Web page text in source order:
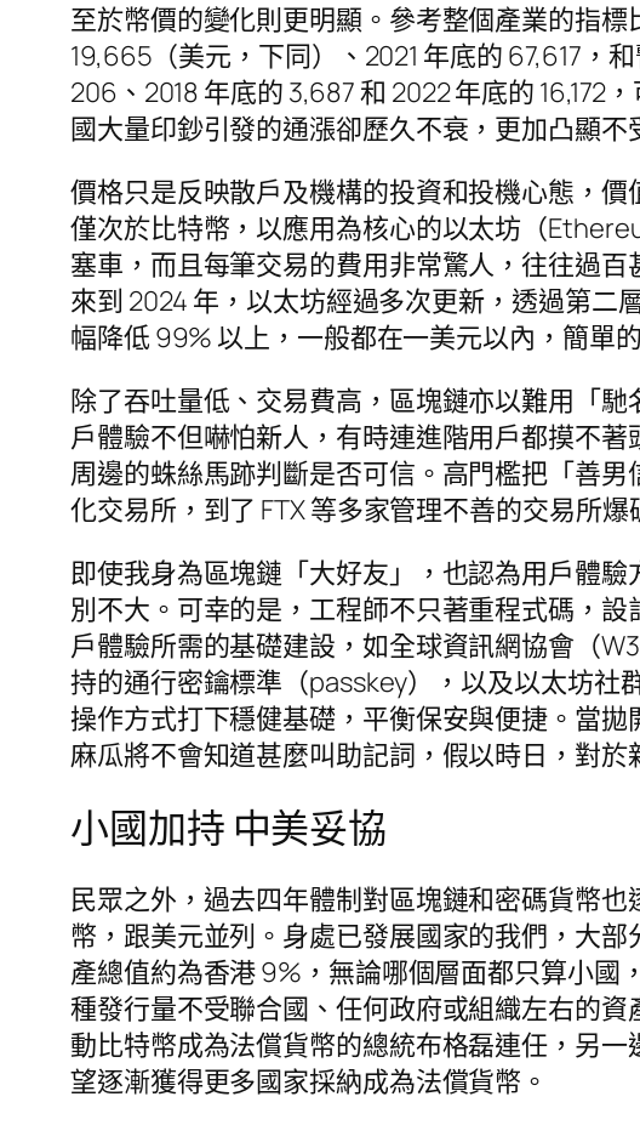
至於幣價的變化則更明顯。參考整個產業的指
19,665（美元，下同）、2021 年底的 67,617，
206、2018 年底的 3,687 和 2022 年底的
國大量印鈔引發的通漲卻歷久不衰，更加凸顯
價格只是反映散戶及機構的投資和投機心態，
僅次於比特幣，以應用為核心的以太坊（
塞車，而且每筆交易的費用非常驚人，往往過
來到 2024 年，以太坊經過多次更新，透過第二
幅降低 99% 以上，一般都在一美元以內，簡單
除了吞吐量低、交易費高，區塊鏈亦以難用「
戶體驗不但嚇怕新人，有時連進階用戶都摸不
周邊的蛛絲馬跡判斷是否可信。高門檻把「善
化交易所，到了 FTX 等多家管理不善的交易所
即使我身為區塊鏈「大好友」，也認為用戶體
別不大。可幸的是，工程師不只著重程式碼，
戶體驗所需的基礎建設，如全球資訊網協會（
持的通行密鑰標準（passkey），以及以太坊社
操作方式打下穩健基礎，平衡保安與便捷。當
麻瓜將不會知道甚麼叫助記詞，假以時日，對
小國加持 中美妥協
民眾之外，過去四年體制對區塊鏈和密碼貨幣
幣，跟美元並列。身處已發展國家的我們，大
產總值約為香港 9%，無論哪個層面都只算小
種發行量不受聯合國、任何政府或組織左右的
動比特幣成為法償貨幣的總統布格磊連任，另
望逐漸獲得更多國家採納成為法償貨幣。